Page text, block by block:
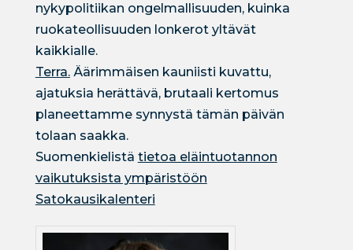
nykypolitiikan ongelmallisuuden, kuinka
ruokateollisuuden lonkerot yltävät
kaikkialle.
Terra.Äärimmäisen kauniisti kuvattu,
ajatuksia herättävä, brutaali kertomus
planeettamme synnystä tämän päivän
tolaan saakka.
Suomenkielistä tietoa eläintuotannon
vaikutuksista ympäristöön
Satokausikalenteri